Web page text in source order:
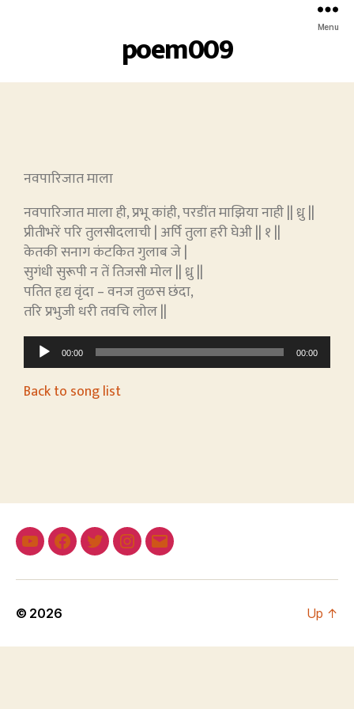
Menu
poem009
नवपारिजात माला
नवपारिजात माला ही, प्रभू कांही, परडींत माझिया नाही || ध्रु ||
प्रीतीभरें परि तुलसीदलाची | अर्पि तुला हरी घेअी || १ ||
केतकी सनाग कंटकित गुलाब जे |
सुगंधी सुरूपी न तें तिजसी मोल || ध्रु ||
पतित हृद्य वृंदा – वनज तुळस छंदा,
तरि प्रभुजी धरी तवचि लोल ||
u
d
y
e
r
00:00 00:00
Back to song list
© 2026 Up ↑